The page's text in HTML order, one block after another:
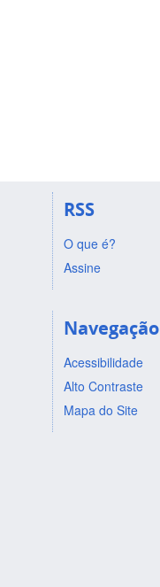
RSS
O que é?
Assine
Navegação
Acessibilidade
Alto Contraste
Mapa do Site